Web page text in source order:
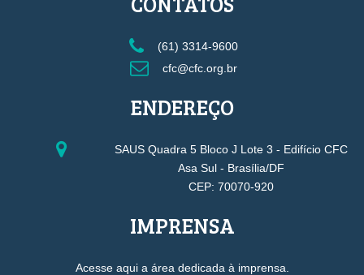
(61) 3314-9600
cfc@cfc.org.br
ENDEREÇO
SAUS Quadra 5 Bloco J Lote 3 - Edifício CFC
Asa Sul - Brasília/DF
CEP: 70070-920
IMPRENSA
Acesse aqui a área dedicada à imprensa.